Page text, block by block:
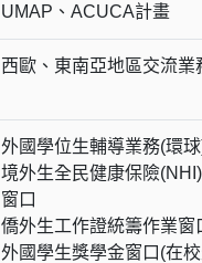
UMAP、ACUCA計畫
西歐、東南亞地區交流業
外國學位生輔導業務(環
境外生全民健康保險
窗口
僑外生工作證統籌作業窗
外國學生獎學金窗口(在